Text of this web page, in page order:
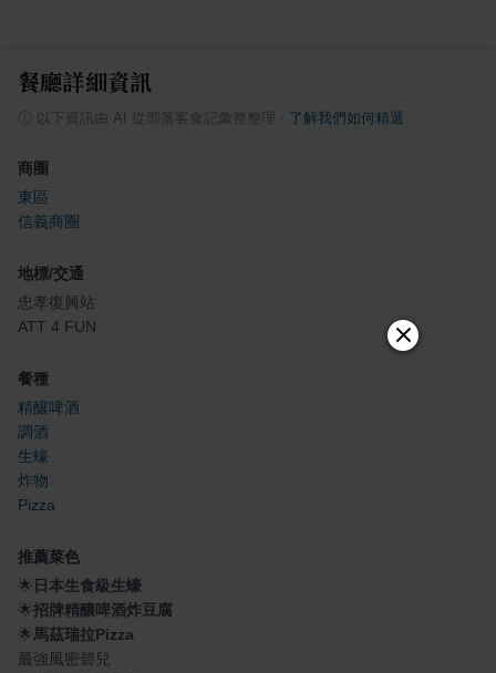
餐廳詳細資訊
以下資訊由 AI 從部落客食記彙整整理 了解我們如何精選
商圈
東區
信義商圈
地標/交通
忠孝復興站
ATT 4 FUN
餐種
精釀啤酒
調酒
生蠔
炸物
Pizza
推薦菜色
🌟 日本生食級生蠔
🌟招牌精釀啤酒炸豆腐
🌟馬茲瑞拉Pizza
最強風密碧兒